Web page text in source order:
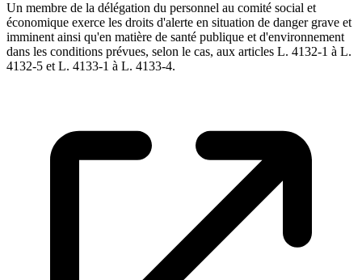
Un membre de la délégation du personnel au comité social et
économique exerce les droits d'alerte en situation de danger grave et
imminent ainsi qu'en matière de santé publique et d'environnement
dans les conditions prévues, selon le cas, aux articles L. 4132-1 à L.
4132-5 et L. 4133-1 à L. 4133-4.